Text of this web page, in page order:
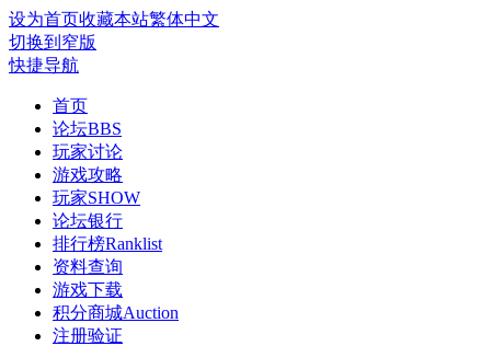
设为首页收藏本站繁体中文
切换到窄版
快捷导航
首页
论坛BBS
玩家讨论
游戏攻略
玩家SHOW
论坛银行
排行榜Ranklist
资料查询
游戏下载
积分商城Auction
注册验证